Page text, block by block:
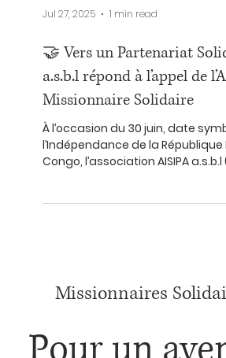
Jul 27, 2025 1 min read
🤝 Vers un Partenariat
a.s.b.l répond à l’appel de
Missionnaire Solidaire
À l’occasion du 30 juin, date
l’Indépendance de la
Congo, l’association AISIPA a.s.b.l
Missionnaires